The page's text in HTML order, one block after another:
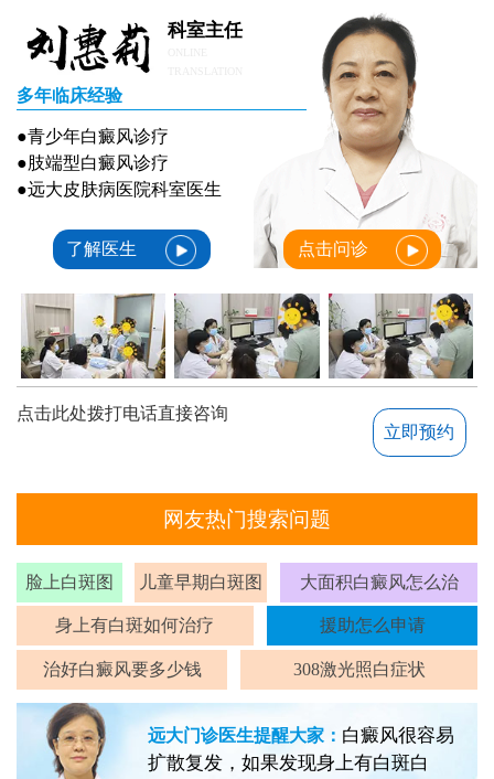
科室主任
多年临床经验
●青少年白癜风诊疗
●肢端型白癜风诊疗
●远大皮肤病医院科室医生
了解医生 点击问诊
点击此处拨打电话直接咨询
立即预约
网友热门搜索问题
脸上白斑图 儿童早期白斑图 大面积白癜风怎么治
身上有白斑如何治疗 援助怎么申请
治好白癜风要多少钱 308激光照白症状
远大门诊医生提醒大家： 白癜风很容易
扩散复发，如果发现身上有白斑白